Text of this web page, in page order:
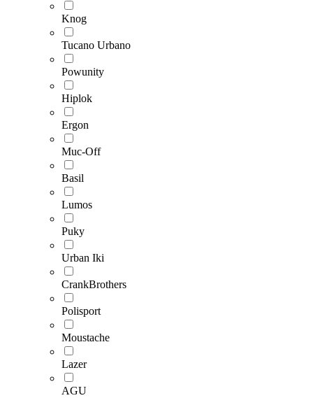
Knog
Tucano Urbano
Powunity
Hiplok
Ergon
Muc-Off
Basil
Lumos
Puky
Urban Iki
CrankBrothers
Polisport
Moustache
Lazer
AGU